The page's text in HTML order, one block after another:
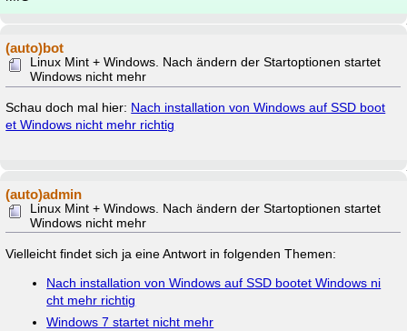
(auto)bot
Linux Mint + Windows. Nach ändern der Startoptionen startet
Windows nicht mehr
Schau doch mal hier: Nach installation von Windows auf SSD boot
et Windows nicht mehr richtig
(auto)admin
Linux Mint + Windows. Nach ändern der Startoptionen startet
Windows nicht mehr
Vielleicht findet sich ja eine Antwort in folgenden Themen:
Nach installation von Windows auf SSD bootet Windows ni
cht mehr richtig
Windows 7 startet nicht mehr